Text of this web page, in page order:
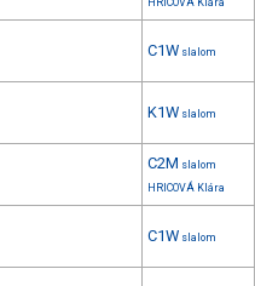
HRICOVÁ Klára
C1W slalom
K1W slalom
C2M slalom
HRICOVÁ Klára
C1W slalom